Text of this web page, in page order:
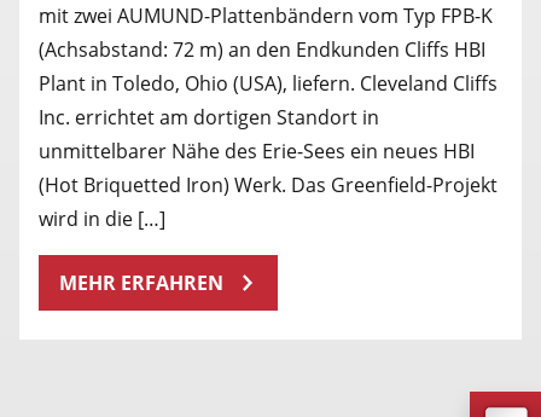
mit zwei AUMUND-Plattenbändern vom Typ FPB-K
(Achsabstand: 72 m) an den Endkunden Cliffs HBI
Plant in Toledo, Ohio (USA), liefern. Cleveland Cliffs
Inc. errichtet am dortigen Standort in
unmittelbarer Nähe des Erie-Sees ein neues HBI
(Hot Briquetted Iron) Werk. Das Greenfield-Projekt
wird in die […]
MEHR ERFAHREN